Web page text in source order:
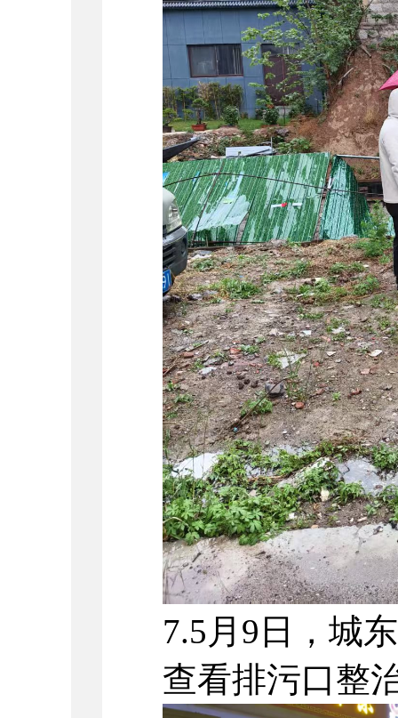
7.5月9日，城
查看排污口整